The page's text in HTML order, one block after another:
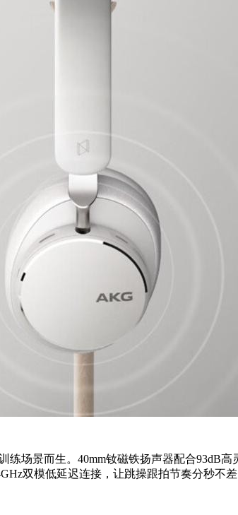
练场景而生。40mm钕磁铁扬声器配合93dB
双模低延迟连接，让跳操跟拍节奏分秒